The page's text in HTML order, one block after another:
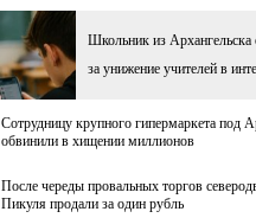
Школьник из Архангельска
за унижение учителей в
Сотрудницу крупного гипермаркета под
обвинили в хищении миллионов
После череды провальных торгов
Пикуля продали за один рубль